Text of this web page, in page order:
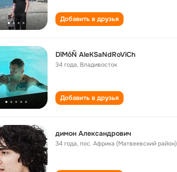
Добавить в друзья
DïMôÑ AleKSaNdRoViCh
34 года, Владивосток
Добавить в друзья
димон Александрович
34 года,пос. Африка (Матвеевский район)